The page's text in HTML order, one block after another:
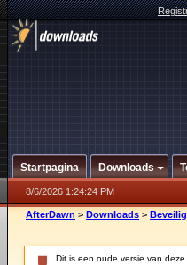
Startpagina Downloads
8/6/2026 1:24:24 PM
AfterDawn > Downloads >
Dit is een oude versie van